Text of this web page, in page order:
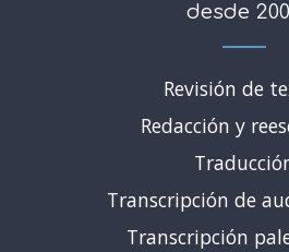
desde
Revisión de
Redacción y
Transcripción de
Transcripción